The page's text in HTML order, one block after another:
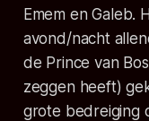
Emem en Galeb.
avond/nacht
de Prince van
zeggen heeft)
grote bedreiging